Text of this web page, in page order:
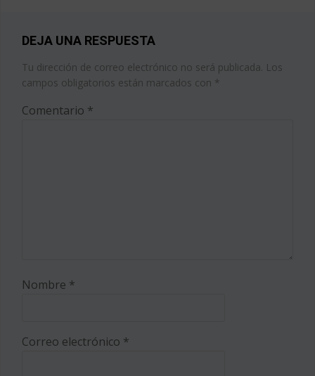
DEJA UNA RESPUESTA
Tu dirección de correo electrónico no será publicada. Los
campos obligatorios están marcados con *
Comentario *
Nombre *
Correo electrónico *